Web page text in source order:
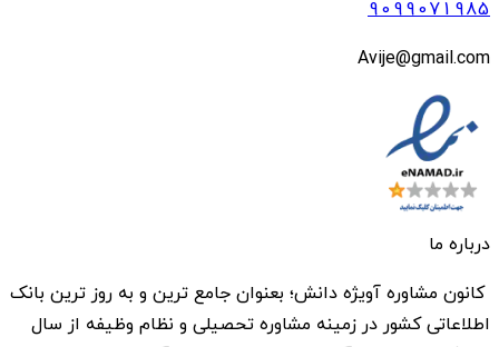
9099071985
Avije@gmail.com
درباره ما
کانون مشاوره آویژه دانش؛ بعنوان جامع ترین و به روز ترین بانک
اطلاعاتی کشور در زمینه مشاوره تحصیلی و نظام وظیفه از سال